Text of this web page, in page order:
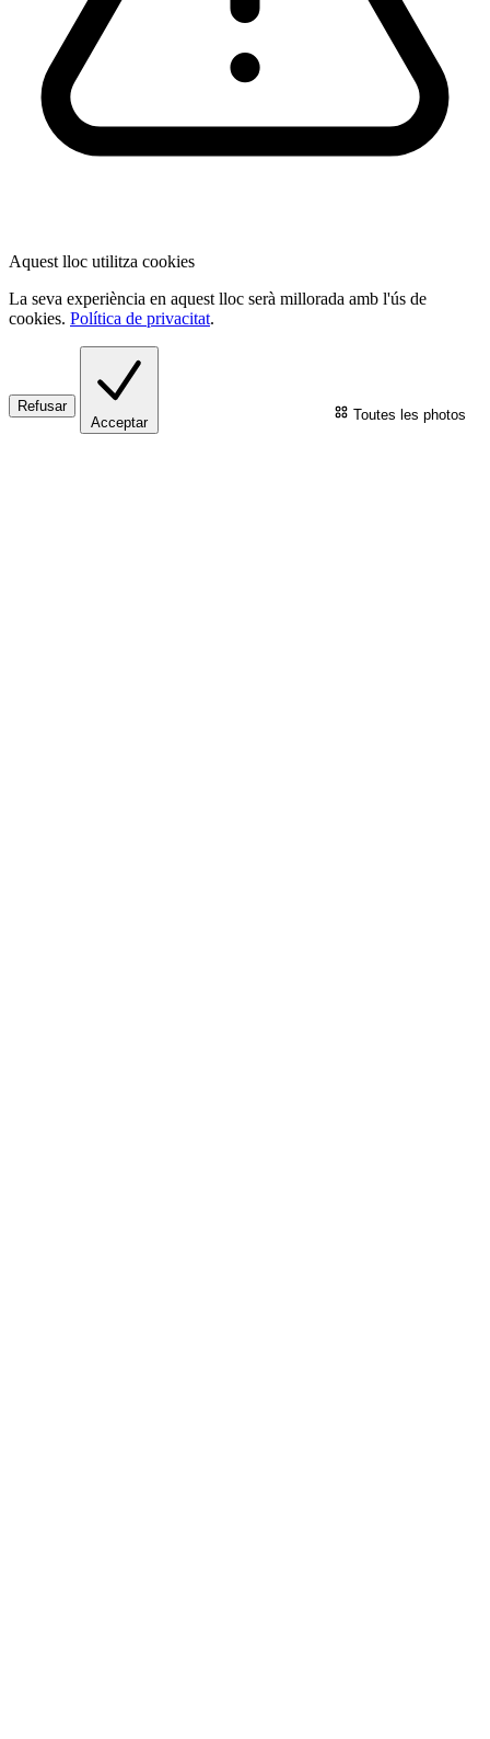
Toutes les photos
Aquest lloc utilitza cookies
La seva experiència en aquest lloc serà millorada amb l'ús de
cookies. Política de privacitat.
Refusar
Acceptar